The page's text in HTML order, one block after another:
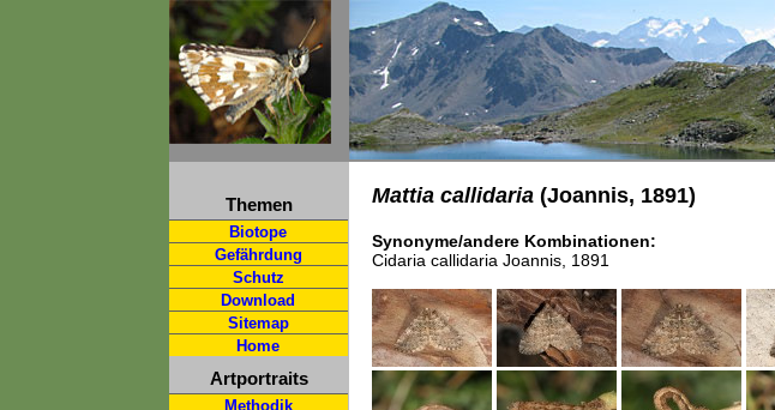
Themen
Biotope
Gefährdung
Schutz
Download
Sitemap
Home
Artportraits
Methodik
Mattia callidaria(Joannis, 1891)
Synonyme/andere Kombinationen:
Cidaria callidaria Joannis, 1891